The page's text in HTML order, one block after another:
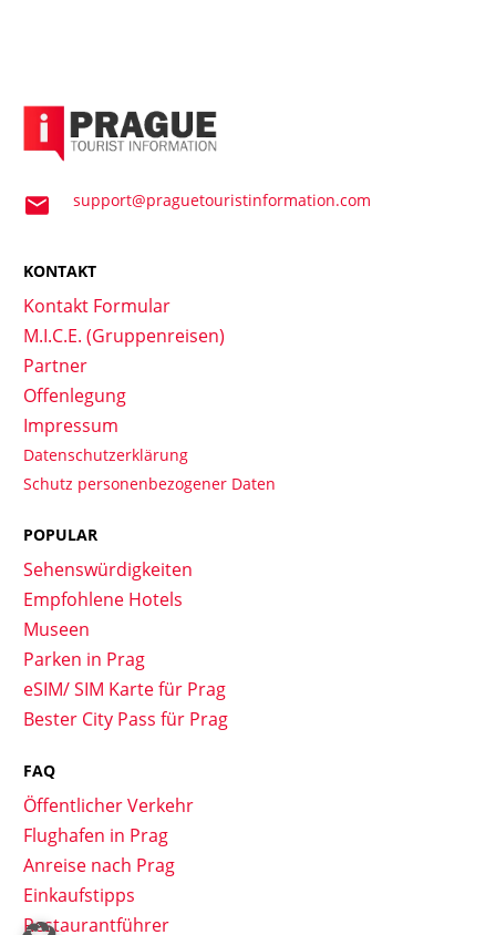
support@praguetouristinformation.com
KONTAKT
Kontakt Formular
M.I.C.E. (Gruppenreisen)
Partner
Offenlegung
Impressum
Datenschutzerklärung
Schutz personenbezogener Daten
POPULAR
Sehenswürdigkeiten
Empfohlene Hotels
Museen
Parken in Prag
eSIM/ SIM Karte für Prag
Bester City Pass für Prag
FAQ
Öffentlicher Verkehr
Flughafen in Prag
Anreise nach Prag
Einkaufstipps
Restaurantführer